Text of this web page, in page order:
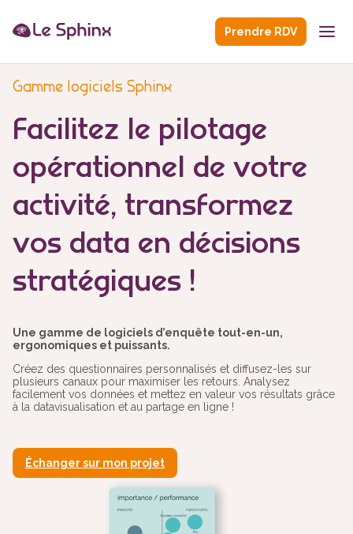
Prendre RDV
Gamme logiciels Sphinx
Facilitez le pilotage
opérationnel de votre
activité, transformez
vos data en décisions
stratégiques !
Une gamme de logiciels d’enquête tout-en-un,
ergonomiques et puissants.
Créez des questionnaires personnalisés et diffusez-les sur
plusieurs canaux pour maximiser les retours. Analysez
facilement vos données et mettez en valeur vos résultats grâce
à la datavisualisation et au partage en ligne !
Échanger sur mon projet